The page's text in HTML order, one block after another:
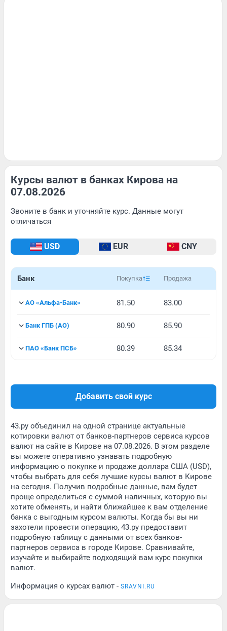
Курсы валют в банках Кирова на
07.08.2026
Звоните в банк и уточняйте курс. Данные могут
отличаться
USD EUR CNY
Банк Покупка Продажа
АО «Альфа-Банк» 81.50 83.00
Банк ГПБ (АО) 80.90 85.90
ПАО «Банк ПСБ» 80.39 85.34
Добавить свой курс
43.ру объединил на одной странице актуальные
котировки валют от банков-партнеров сервиса курсов
валют на сайте в Кирове на 07.08.2026. В этом разделе
вы можете оперативно узнавать подробную
информацию о покупке и продаже доллара США (USD),
чтобы выбрать для себя лучшие курсы валют в Кирове
на сегодня. Получив подробные данные, вам будет
проще определиться с суммой наличных, которую вы
хотите обменять, и найти ближайшее к вам отделение
банка с выгодным курсом валюты. Когда бы вы ни
захотели провести операцию, 43.ру предоставит
подробную таблицу с данными от всех банков-
партнеров сервиса в городе Кирове. Сравнивайте,
изучайте и выбирайте подходящий вам курс покупки
валют.
Информация о курсах валют - SRAVNI.RU